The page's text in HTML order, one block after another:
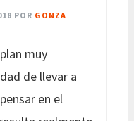
POR GONZA
muy
de llevar a
en el